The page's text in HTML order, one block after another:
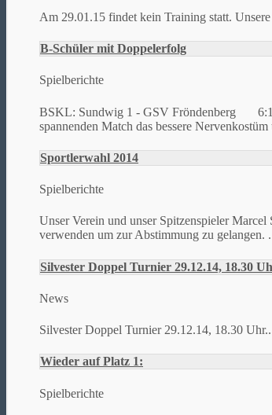
Am 29.01.15 findet kein Training statt.
B-Schüler mit Doppelerfolg
Spielberichte
BSKL: Sundwig 1 - GSV Fröndenberg
spannenden Match das bessere
Sportlerwahl 2014
Spielberichte
Unser Verein und unser Spitzenspieler
verwenden um zur Abstimmung zu gelangen.
Silvester Doppel Turnier 29.12.14, 18.30
News
Silvester Doppel Turnier 29.12.14, 18.30
Wieder auf Platz 1:
Spielberichte